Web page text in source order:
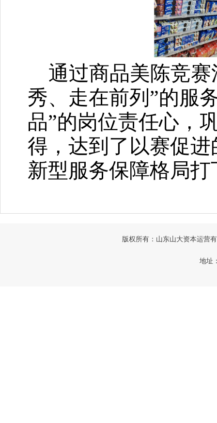
通过商品美陈竞
秀、走在前列”的服
品”的岗位责任心，
得，达到了以赛促
新型服务保障格局
版权所有：山东山大资本运
地址